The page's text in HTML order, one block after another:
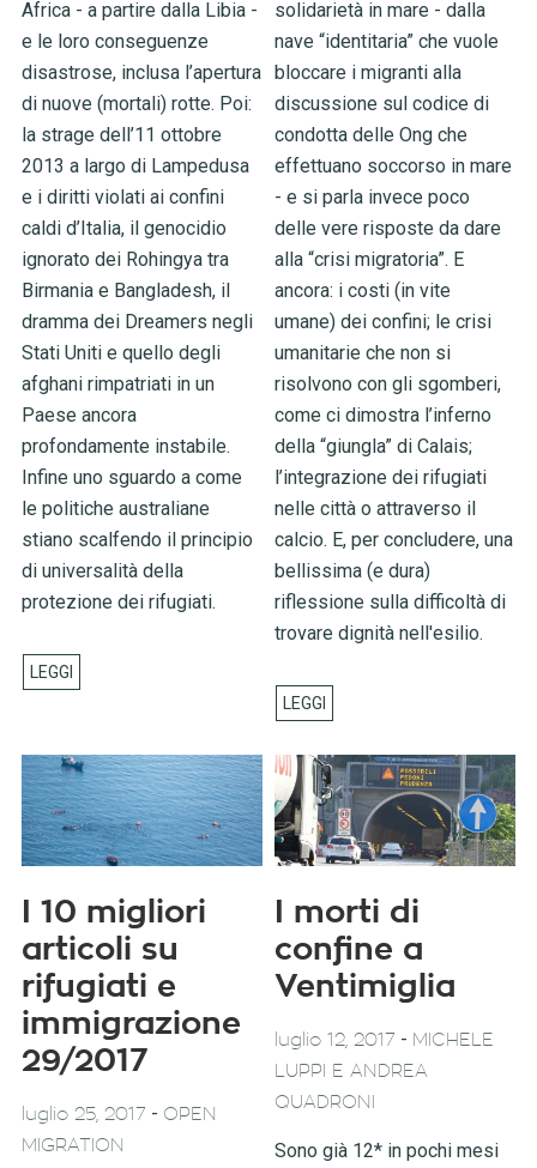
Africa - a partire dalla Libia -
e le loro conseguenze
disastrose, inclusa l’apertura
di nuove (mortali) rotte. Poi:
la strage dell’11 ottobre
2013 a largo di Lampedusa
e i diritti violati ai confini
caldi d’Italia, il genocidio
ignorato dei Rohingya tra
Birmania e Bangladesh, il
dramma dei Dreamers negli
Stati Uniti e quello degli
afghani rimpatriati in un
Paese ancora
profondamente instabile.
Infine uno sguardo a come
le politiche australiane
stiano scalfendo il principio
di universalità della
protezione dei rifugiati.
solidarietà in mare - dalla
nave “identitaria” che vuole
bloccare i migranti alla
discussione sul codice di
condotta delle Ong che
effettuano soccorso in mare
- e si parla invece poco
delle vere risposte da dare
alla “crisi migratoria”. E
ancora: i costi (in vite
umane) dei confini; le crisi
umanitarie che non si
risolvono con gli sgomberi,
come ci dimostra l’inferno
della “giungla” di Calais;
l’integrazione dei rifugiati
nelle città o attraverso il
calcio. E, per concludere, una
bellissima (e dura)
riflessione sulla difficoltà di
trovare dignità nell'esilio.
I 10 migliori
articoli su
rifugiati e
immigrazione
29/2017
luglio 25, 2017 - OPEN
MIGRATION
I morti di
confine a
Ventimiglia
luglio 12, 2017 - MICHELE
LUPPI E ANDREA
QUADRONI
Sono già 12* in pochi mesi